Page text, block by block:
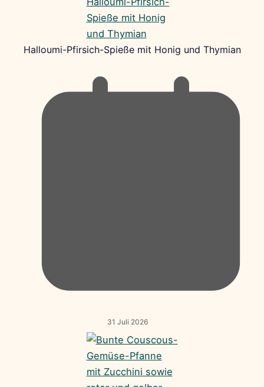
Halloumi-Pfirsich-Spieße mit Honig und Thymian
31 Juli 2026